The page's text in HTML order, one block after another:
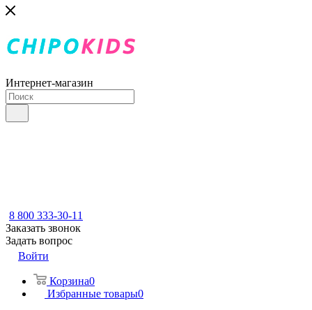
Интернет-магазин
8 800 333-30-11
Заказать звонок
Задать вопрос
Войти
Корзина0
Избранные товары0